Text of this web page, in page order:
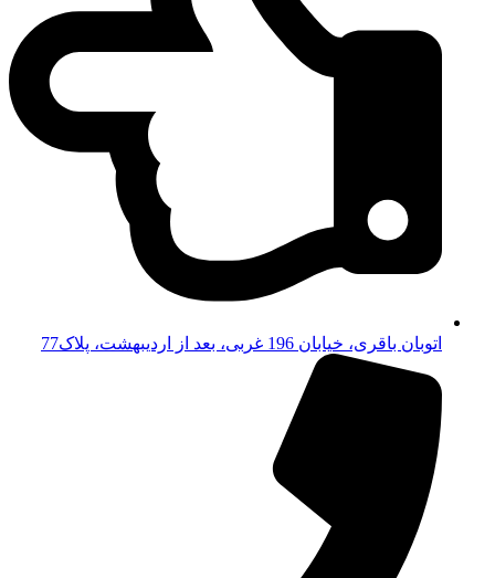
اتوبان باقری، خیابان 196 غربی، بعد از اردیبهشت، پلاک77